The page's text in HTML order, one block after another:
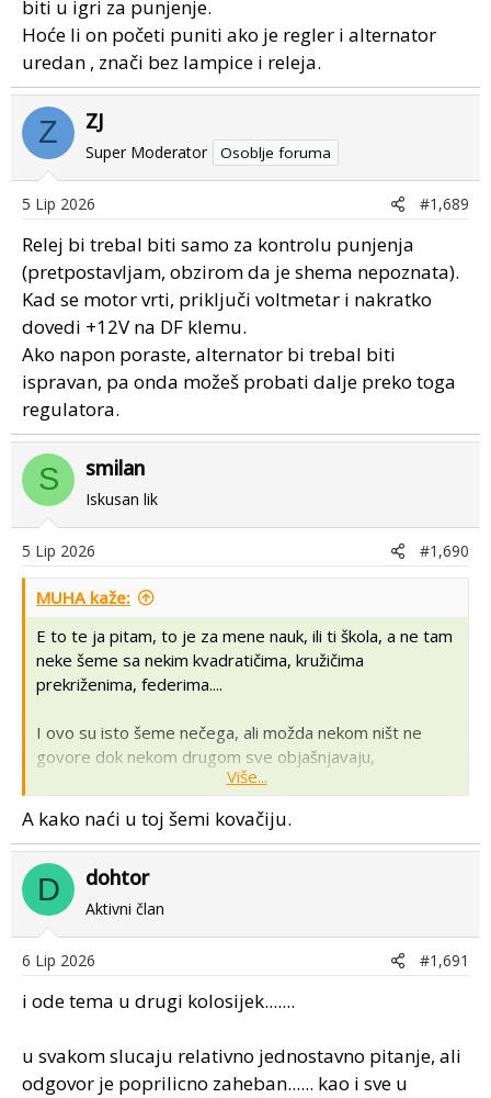
biti u igri za punjenje.
Hoće li on početi puniti ako je regler i alternator
uredan , znači bez lampice i releja.
Z ZJ
Super Moderator Osoblje foruma
5 Lip 2026 #1,689
Relej bi trebal biti samo za kontrolu punjenja
(pretpostavljam, obzirom da je shema nepoznata).
Kad se motor vrti, priključi voltmetar i nakratko
dovedi +12V na DF klemu.
Ako napon poraste, alternator bi trebal biti
ispravan, pa onda možeš probati dalje preko toga
regulatora.
S smilan
Iskusan lik
5 Lip 2026 #1,690
MUHA kaže:
E to te ja pitam, to je za mene nauk, ili ti škola, a ne tam
neke šeme sa nekim kvadratičima, kružičima
prekriženima, federima....
I ovo su isto šeme nečega, ali možda nekom ništ ne
govore dok nekom drugom sve objašnjavaju,
Više...
A kako naći u toj šemi kovačiju.
D dohtor
Aktivni član
6 Lip 2026 #1,691
i ode tema u drugi kolosijek.......
u svakom slucaju relativno jednostavno pitanje, ali
odgovor je poprilicno zaheban...... kao i sve u